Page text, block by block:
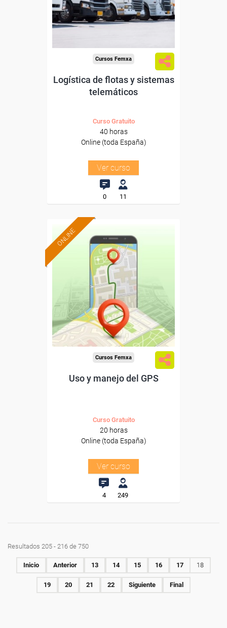
Sector
-Transporte y Logística.
Cursos Femxa
Logística de flotas y sistemas
telemáticos
Curso Gratuito
40 horas
Online (toda España)
Ver curso
0 11
ONLINE
Formación 100%
subvencionada.
Para desempleados,
trabajadores y autónomos.
Sector
-Transporte y Logística.
Cursos Femxa
Uso y manejo del GPS
Curso Gratuito
20 horas
Online (toda España)
Ver curso
4 249
Resultados 205 - 216 de 750
Inicio Anterior 13 14 15 16 17 18
19 20 21 22 Siguiente Final